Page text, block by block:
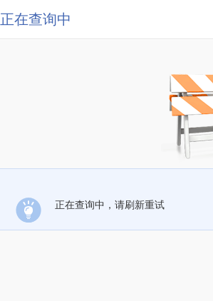
正在查询中
正在查询中，请刷新重试